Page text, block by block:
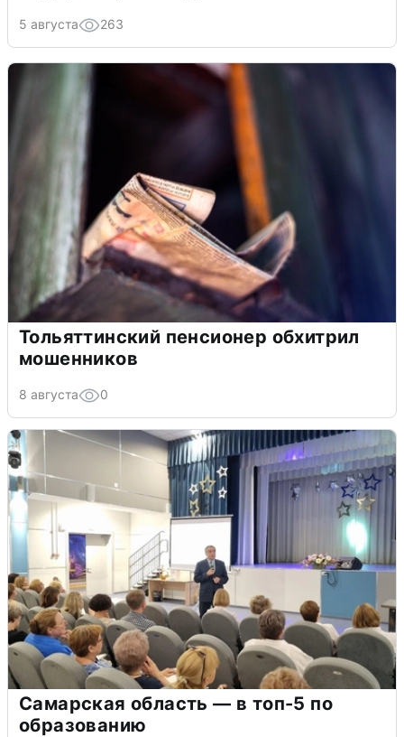
5 августа 263
Тольяттинский пенсионер обхитрил
мошенников
8 августа 0
Самарская область — в топ-5 по
образованию